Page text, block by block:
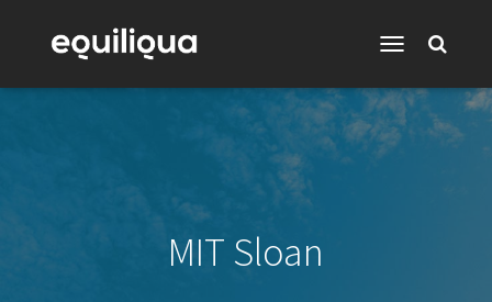
MIT Sloan